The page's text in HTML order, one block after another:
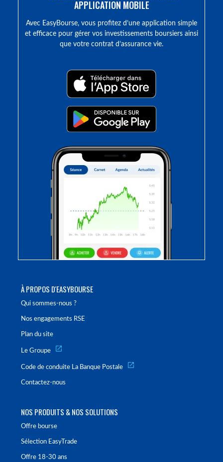
À PROPOS D'EASYBOURSE
Qui sommes-nous ?
Nos engagements RSE
Plan du site
Le Groupe
Code de conduite La Banque Postale
Contactez-nous
NOS PRODUITS & NOS SOLUTIONS
Offre bourse
Sélection EasyTrade
Offre 18-30 ans
APPLICATION MOBILE
Avec EasyBourse, vous profitez d’une application simple
et efficace pour gérer vos investissements boursiers ainsi
que votre contrat d’assurance vie.